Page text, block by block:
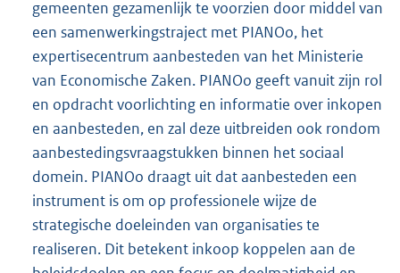
gemeenten gezamenlijk te voorzien door middel van
een samenwerkingstraject met PIANOo, het
expertisecentrum aanbesteden van het Ministerie
van Economische Zaken. PIANOo geeft vanuit zijn rol
en opdracht voorlichting en informatie over inkopen
en aanbesteden, en zal deze uitbreiden ook rondom
aanbestedingsvraagstukken binnen het sociaal
domein. PIANOo draagt uit dat aanbesteden een
instrument is om op professionele wijze de
strategische doeleinden van organisaties te
realiseren. Dit betekent inkoop koppelen aan de